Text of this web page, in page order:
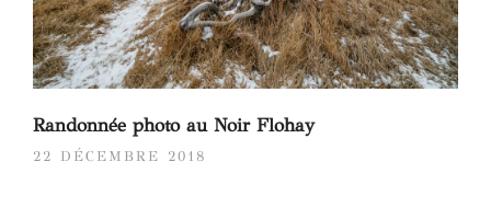
Randonnée photo au Noir Flohay
22 DÉCEMBRE 2018